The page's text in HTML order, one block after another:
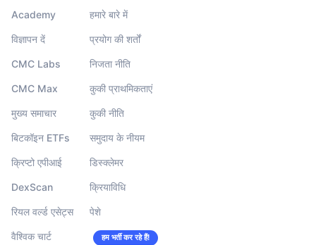
Academy
विज्ञापन दें
CMC Labs
CMC Max
मुख्य समाचार
बिटकॉइन ETFs
क्रिप्टो एपीआई
DexScan
रियल वर्ल्ड एसेट्स
वैश्विक चार्ट
हमारे बारे में
प्रयोग की शर्तों
निजता नीति
कुकी प्राथमिकताएं
कुकी नीति
समुदाय के नीयम
डिस्क्लेमर
क्रियाविधि
पेशे
हम भर्ती कर रहे हैं!